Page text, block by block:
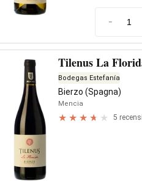
-
Tilenus La
Bodegas Estefanía
Bierzo (Spagna)
Mencia
5